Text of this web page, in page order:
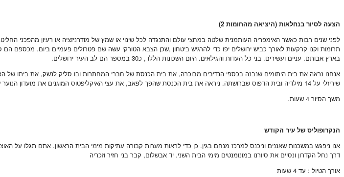
הצעה לסיור בנחלאות (היציאה מהחומות 2)
לפני שנים רבות כאשר האימפריה העותמנית שלטה במחצי עולם והתנגדה לכל שינוי או שמץ של מודרניזציה או רעיון מהפכני
תרומות וקנו קרקעות לאורך כביש ירושלים יפו כדי להרגיש ביטחון ,שכן הצבא הטורקי עשה שם פטרולים פעמיים ביום.
בארץ אבותם. עניים ועשירים. בני כל העדות והגילאים. היום השכונות הללו , כ30 במספר הם לב העיר ירושלים.
אנחנו נראה את בית היתומים שנבנה בכספי הנדיבים מבוכרה, את בית הכנסת של חברי המחתרות ובו סליק לנשק, את ביתו של
שיריזלי על 14 מילדיה ובית הדפוס שברושתה. ניראה את בית הכנסת שהפך לפאב, את עצי האיקליפטוס המוגנים את מועדון הנוער של הכונה ובית כנסת עדס. נסיים בשוק המפורסם של העיר הוא מחנה יהודה.
משך הסיור 4 שעות.
הנקרופוליס של עיר הקודש
דרך נחל הקדרון ונסיים את סיורנו במונומנטים מימי הבית השני. יד אבשלום, קבר בני חזיר וזכריה
אורך הטיול : עד 4 שעות